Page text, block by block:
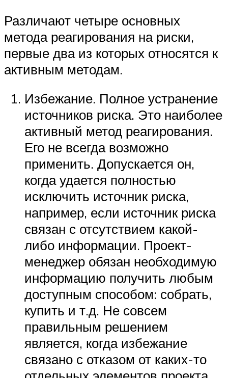
Различают четыре основных
метода реагирования на риски,
первые два из которых относятся к
активным методам.
Избежание. Полное устранение
источников риска. Это наиболее
активный метод реагирования.
Его не всегда возможно
применить. Допускается он,
когда удается полностью
исключить источник риска,
например, если источник риска
связан с отсутствием какой-
либо информации. Проект-
менеджер обязан необходимую
информацию получить любым
доступным способом: собрать,
купить и т.д. Не совсем
правильным решением
является, когда избежание
связано с отказом от каких-то